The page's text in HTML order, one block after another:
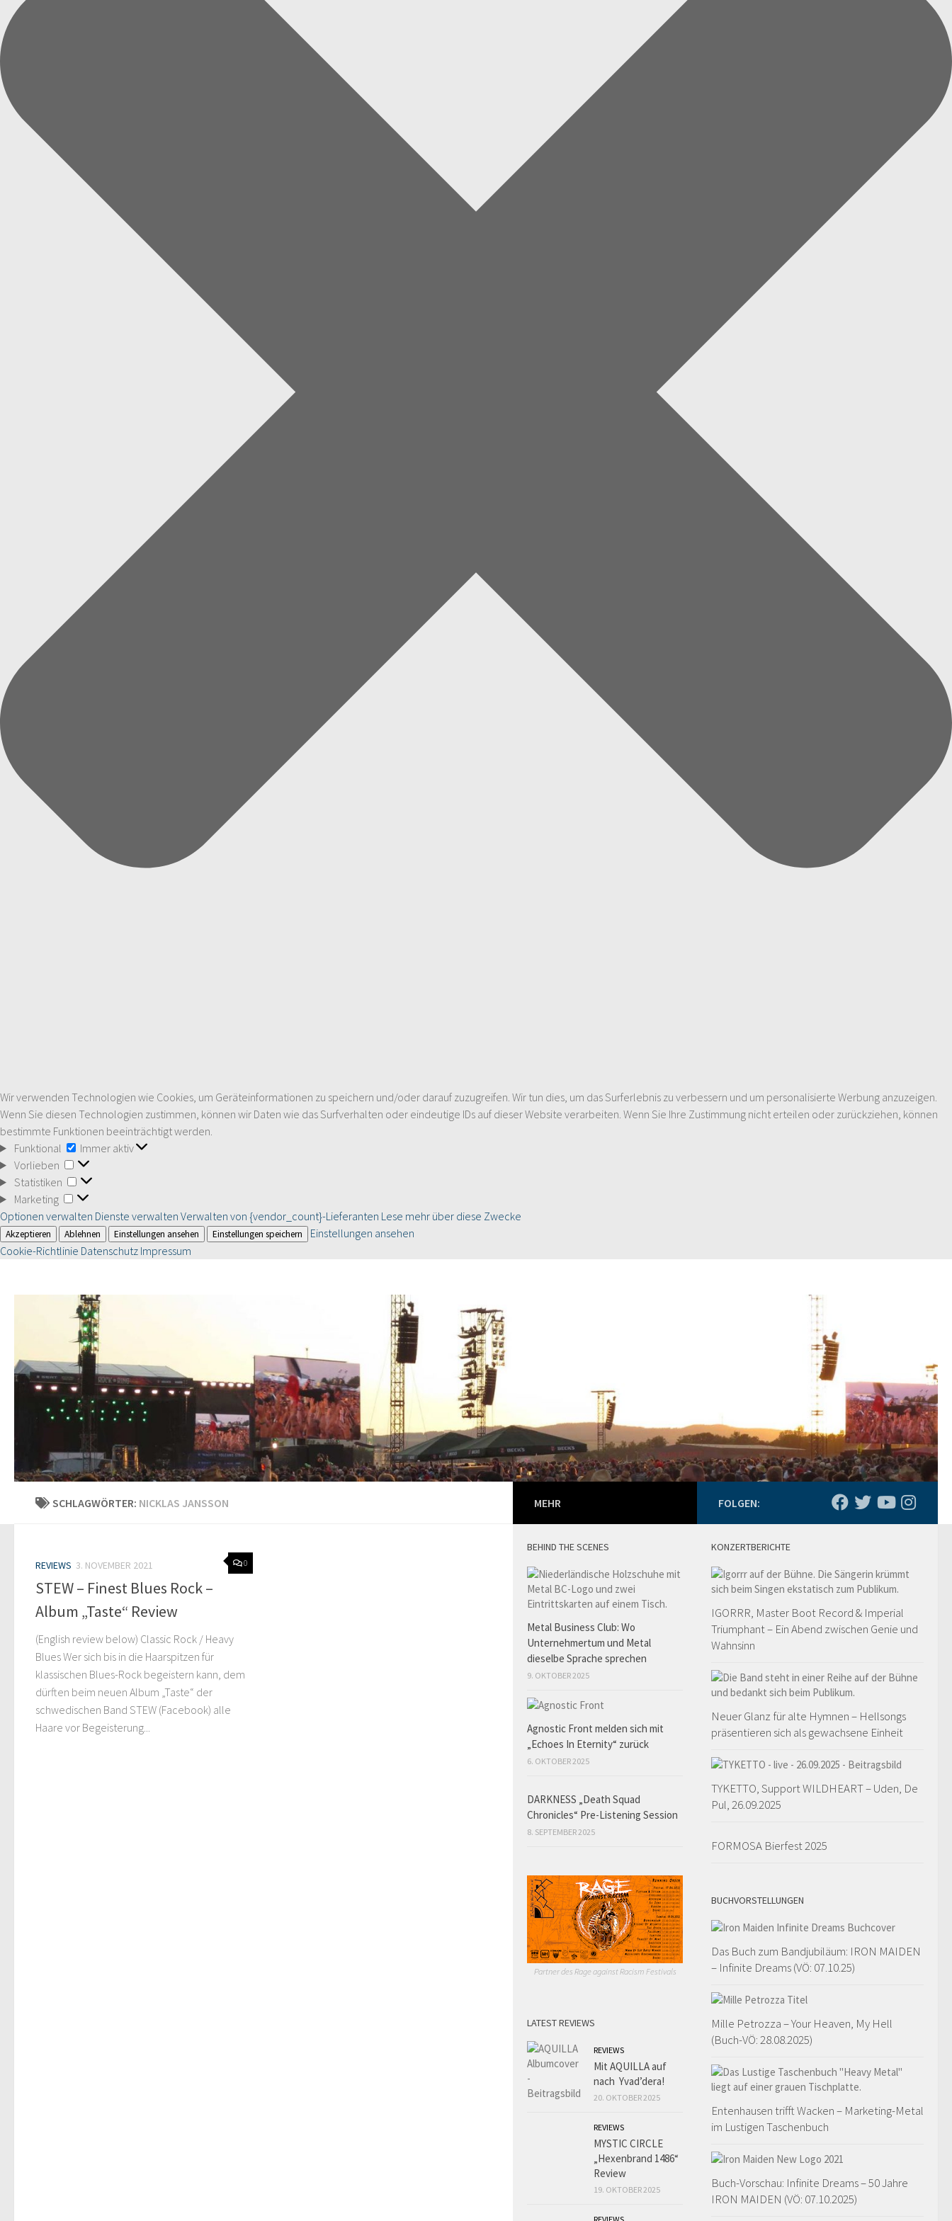
Wir verwenden Technologien wie Cookies, um Geräteinformationen zu speichern und/oder darauf zuzugreifen. Wir tun dies, um das Surferlebnis zu verbessern und um personalisierte Werbung anzuzeigen.
Wenn Sie diesen Technologien zustimmen, können wir Daten wie das Surfverhalten oder eindeutige IDs auf dieser Website verarbeiten. Wenn Sie Ihre Zustimmung nicht erteilen oder zurückziehen, können
bestimmte Funktionen beeinträchtigt werden.
Funktional
Funktional
Immer aktiv
Vorlieben
Vorlieben
Statistiken
Statistiken
Marketing
Marketing
Optionen verwalten Dienste verwalten Verwalten von {vendor_count}-Lieferanten Lese mehr über diese Zwecke
Akzeptieren Ablehnen Einstellungen ansehen Einstellungen speichern
Einstellungen ansehen
Cookie-Richtlinie Datenschutz Impressum
SCHLAGWÖRTER: NICKLAS JANSSON
0
REVIEWS 3. NOVEMBER 2021
STEW – Finest Blues Rock –
Album „Taste“ Review
(English review below) Classic Rock / Heavy
Blues Wer sich bis in die Haarspitzen für
klassischen Blues-Rock begeistern kann, dem
dürften beim neuen Album „Taste“ der
schwedischen Band STEW (Facebook) alle
Haare vor Begeisterung...
FOLGEN:
KONZERTBERICHTE
IGORRR, Master Boot Record & Imperial
Triumphant – Ein Abend zwischen Genie und
Wahnsinn
Neuer Glanz für alte Hymnen – Hellsongs
präsentieren sich als gewachsene Einheit
TYKETTO, Support WILDHEART – Uden, De
Pul, 26.09.2025
FORMOSA Bierfest 2025
BUCHVORSTELLUNGEN
Das Buch zum Bandjubiläum: IRON MAIDEN
– Infinite Dreams (VÖ: 07.10.25)
Mille Petrozza – Your Heaven, My Hell
(Buch-VÖ: 28.08.2025)
Entenhausen trifft Wacken – Marketing-Metal
im Lustigen Taschenbuch
Buch-Vorschau: Infinite Dreams – 50 Jahre
IRON MAIDEN (VÖ: 07.10.2025)
MEHR
BEHIND THE SCENES
Metal Business Club: Wo
Unternehmertum und Metal
dieselbe Sprache sprechen
9. OKTOBER 2025
Agnostic Front melden sich mit
„Echoes In Eternity“ zurück
6. OKTOBER 2025
DARKNESS „Death Squad
Chronicles“ Pre-Listening Session
8. SEPTEMBER 2025
Partner des Rage against Racism Festivals
LATEST REVIEWS
REVIEWS
Mit AQUILLA auf
nach Yvad’dera!
20. OKTOBER 2025
REVIEWS
MYSTIC CIRCLE
„Hexenbrand 1486“
Review
19. OKTOBER 2025